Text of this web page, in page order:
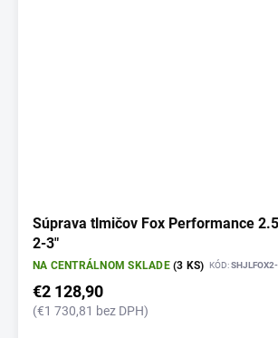
Súprava tlmičov Fox Performance
2-3"
NA CENTRÁLNOM SKLADE(3 KS) KÓD:
€2 128,90
(€1 730,81 bez DPH)